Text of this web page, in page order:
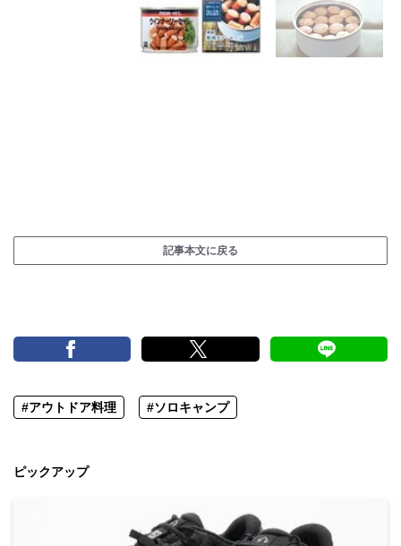
記事本文に戻る
#アウトドア料理 #ソロキャンプ
ピックアップ